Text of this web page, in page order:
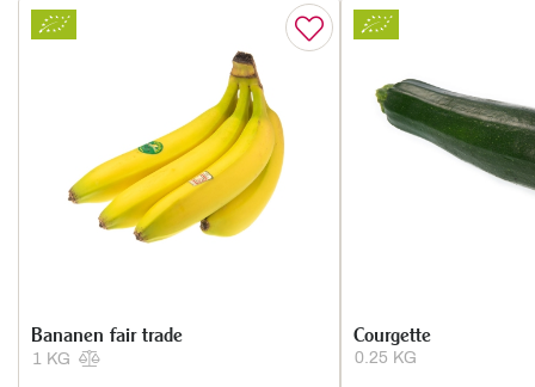
1 KG
Bananen fair trade
0.25 KG
Courgette